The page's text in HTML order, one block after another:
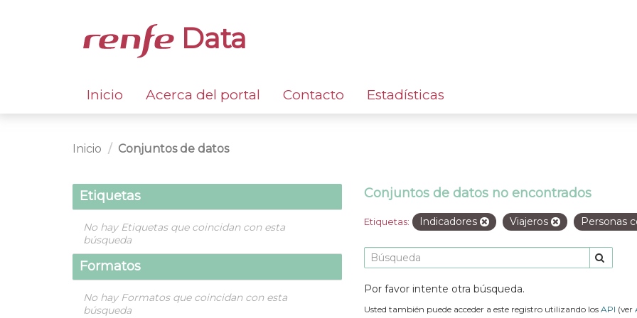
Data
Inicio Acerca del portal Contacto Estadísticas
Inicio Conjuntos de datos
Etiquetas
No hay Etiquetas que coincidan con esta
búsqueda
Formatos
No hay Formatos que coincidan con esta
búsqueda
Conjuntos de datos no encontrados
Etiquetas: Indicadores Viajeros Personas
Por favor intente otra búsqueda.
Usted también puede acceder a este registro utilizando los API (ver